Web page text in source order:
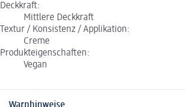
Deckkraft:
Mittlere Deckkraft
Textur / Konsistenz / Applikation:
Creme
Produkteigenschaften:
Vegan